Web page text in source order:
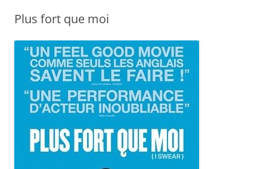
Plus fort que moi